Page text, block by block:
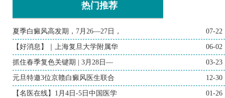
热门推荐
夏季白癜风高发期，7月26—27日， 07-22
【好消息】｜上海复旦大学附属华 06-02
抓住春季复色关键期 | 3月28日— 03-23
元旦特邀3位京赣白癜风医生联合 12-30
【名医在线】1月4日-5日中国医学 01-26